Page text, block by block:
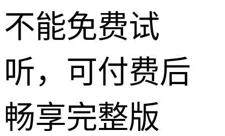
不能免费试
听，可付费后
畅享完整版